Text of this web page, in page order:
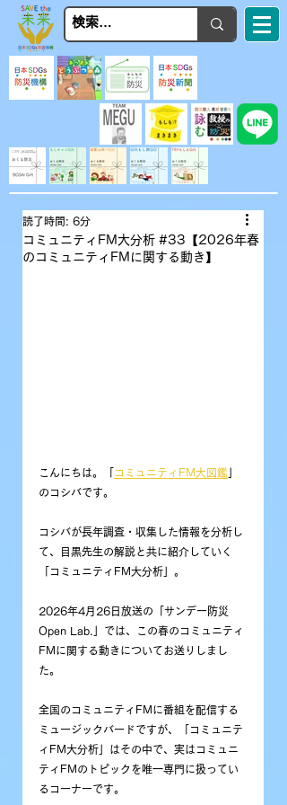
コミュニティFM大分析 #33【2026年春
のコミュニティFMに関する動き】
読了時間: 6分
こんにちは。「 コミュニティFM大図鑑
のコシバです。
コシバが長年調査・収集した情報を分析し
て、目黒先生の解説と共に紹介していく
「コミュニティFM大分析」。
2026年4月26日放送の「 サンデー防災
Open Lab.
」では、この春の コミュニティ
FMに関する動きについてお送りしまし
た。
全国のコミュニティFMに番組を配信する
ミュージックバードですが、「コミュニテ
ィFM大分析」はその中で、実はコミュニ
ティFMのトピックを唯一専門に扱ってい
るコーナーです。